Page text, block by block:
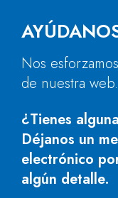
Nos
de nuestra web.
¿Tienes
Déjanos un
electrónico
algún detalle.